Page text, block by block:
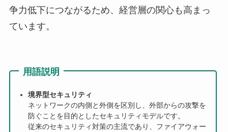
争力低下につながるため、経営層の関心も高まっ
ています。
用語説明
境界型セキュリティ
ネットワークの内側と外側を区別し、外部からの攻撃を
防ぐことを目的としたセキュリティモデルです。
従来のセキュリティ対策の主流であり、ファイアウォー